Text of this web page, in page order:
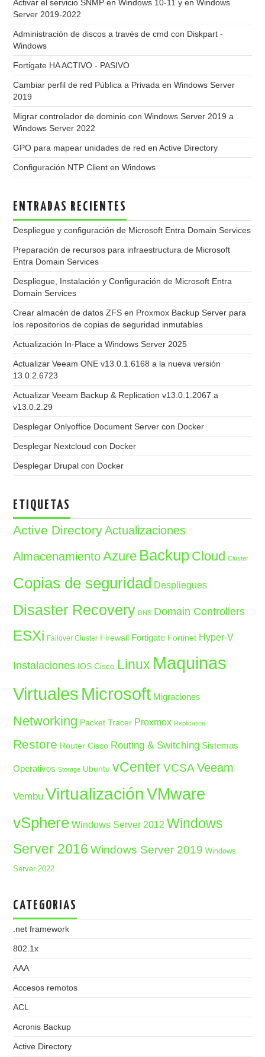
Activar el servicio SNMP en Windows 10-11 y en Windows
Server 2019-2022
Administración de discos a través de cmd con Diskpart -
Windows
Fortigate HA ACTIVO - PASIVO
Cambiar perfil de red Pública a Privada en Windows Server
2019
Migrar controlador de dominio con Windows Server 2019 a
Windows Server 2022
GPO para mapear unidades de red en Active Directory
Configuración NTP Client en Windows
ENTRADAS RECIENTES
Despliegue y configuración de Microsoft Entra Domain Services
Preparación de recursos para infraestructura de Microsoft
Entra Domain Services
Despliegue, Instalación y Configuración de Microsoft Entra
Domain Services
Crear almacén de datos ZFS en Proxmox Backup Server para
los repositorios de copias de seguridad inmutables
Actualización In-Place a Windows Server 2025
Actualizar Veeam ONE v13.0.1.6168 a la nueva versión
13.0.2.6723
Actualizar Veeam Backup & Replication v13.0.1.2067 a
v13.0.2.29
Desplegar Onlyoffice Document Server con Docker
Desplegar Nextcloud con Docker
Desplegar Drupal con Docker
ETIQUETAS
Active Directory Actualizaciones
Almacenamiento Azure Backup Cloud Cluster
Copias de seguridad Despliegues
Disaster Recovery DNS Domain Controllers
ESXi Failover Cluster Firewall Fortigate Fortinet Hyper-V
Instalaciones IOS Cisco Linux Maquinas
Virtuales Microsoft Migraciones
Networking Packet Tracer Proxmox Replication
Restore Router Cisco Routing & Switching Sistemas
Operativos Storage Ubuntu vCenter VCSA Veeam
Vembu Virtualización VMware
vSphere Windows Server 2012 Windows
Server 2016 Windows Server 2019 Windows
Server 2022
CATEGORIAS
.net framework
802.1x
AAA
Accesos remotos
ACL
Acronis Backup
Active Directory